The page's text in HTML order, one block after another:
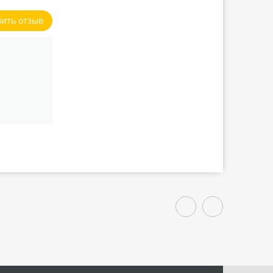
отзыв